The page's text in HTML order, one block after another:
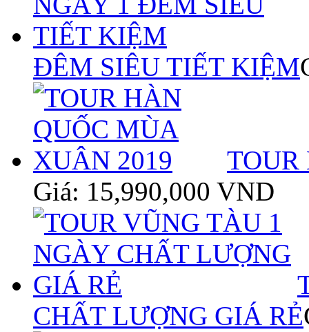
ĐÊM SIÊU TIẾT KIỆM
TOUR
Giá: 15,990,000 VND
CHẤT LƯỢNG GIÁ RẺ